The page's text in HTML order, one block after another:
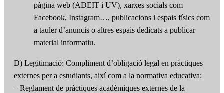
pàgina web (ADEIT i UV), xarxes socials com
Facebook, Instagram…, publicacions i espais físics com
a tauler d’anuncis o altres espais dedicats a publicar
material informatiu.
D) Legitimació: Compliment d’obligació legal en pràctiques
externes per a estudiants, així com a la normativa educativa:
– Reglament de pràctiques acadèmiques externes de la